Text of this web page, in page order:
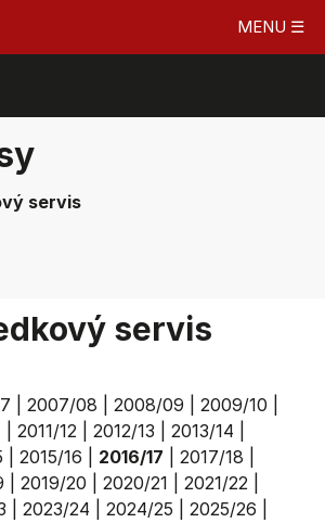
MENU ☰
servis
servis
2007/08 2008/09 2009/10
2011/12 2012/13 2013/14
2015/16 2016/17 2017/18
2019/20 2020/21 2021/22
2023/24 2024/25 2025/26